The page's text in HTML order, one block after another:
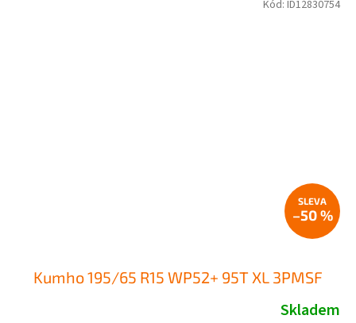
–50 %
Kumho 195/65 R15 WP52+ 95T XL 3PMSF
Skladem
Kód: ID12830754